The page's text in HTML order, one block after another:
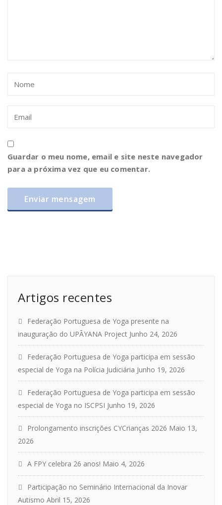
Guardar o meu nome, email e site neste navegador
para a próxima vez que eu comentar.
Artigos recentes
Federação Portuguesa de Yoga presente na
inauguração do UPĀYANA Project Junho 24, 2026
Federação Portuguesa de Yoga participa em sessão
especial de Yoga na Polícia Judiciária Junho 19, 2026
Federação Portuguesa de Yoga participa em sessão
especial de Yoga no ISCPSI Junho 19, 2026
Prolongamento inscrições CYCrianças 2026 Maio 13,
2026
A FPY celebra 26 anos! Maio 4, 2026
Participação no Seminário Internacional da Inovar
Autismo Abril 15, 2026